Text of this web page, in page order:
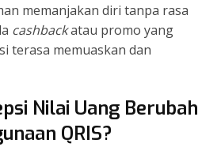
memanjakan diri tanpa rasa
cashbackatau promo yang
terasa memuaskan dan
Nilai Uang Berubah
QRIS?